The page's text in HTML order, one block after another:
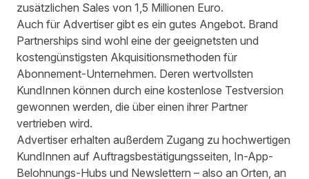
zusätzlichen Sales von 1,5 Millionen Euro.
Auch für Advertiser gibt es ein gutes Angebot. Brand
Partnerships sind wohl eine der geeignetsten und
kostengünstigsten Akquisitionsmethoden für
Abonnement-Unternehmen. Deren wertvollsten
KundInnen können durch eine kostenlose Testversion
gewonnen werden, die über einen ihrer Partner
vertrieben wird.
Advertiser erhalten außerdem Zugang zu hochwertigen
KundInnen auf Auftragsbestätigungsseiten, In-App-
Belohnungs-Hubs und Newslettern – also an Orten, an